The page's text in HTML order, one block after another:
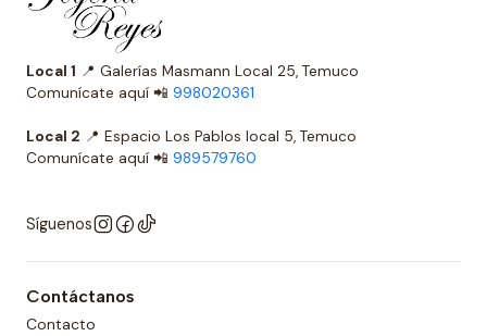
Local 1 📍 Galerías Masmann Local 25, Temuco
Comunícate aquí 📲 998020361
Local 2 📍 Espacio Los Pablos local 5, Temuco
Comunícate aquí 📲 989579760
Síguenos
Contáctanos
Contacto